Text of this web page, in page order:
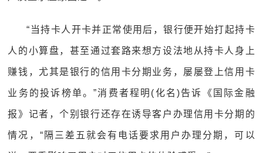
“当持卡人开卡并正常使用后，银行便开始打起持卡
人的小算盘，甚至通过套路来想方设法地从持卡人身上
赚钱，尤其是银行的信用卡分期业务，屡屡登上信用卡
业务的投诉榜单。”消费者程明(化名)告诉《国际金融
报》记者，个别银行还存在诱导客户办理信用卡分期的
情况，“隔三差五就会有电话要求用户办理分期，可以